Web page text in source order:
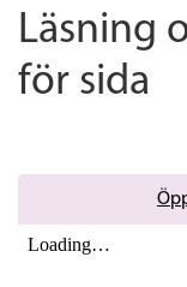
Läsning
för sida